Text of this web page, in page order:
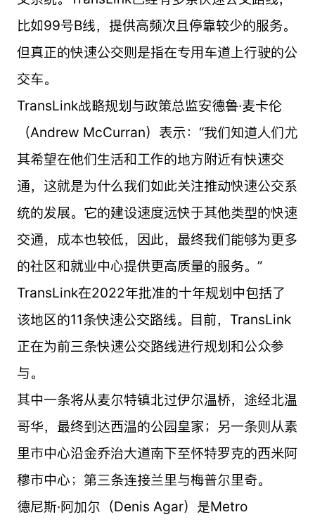
比如99号B线，提供高频次且停靠较少的服务。
但真正的快速公交则是指在专用车道上行驶的公
交车。
TransLink战略规划与政策总监安德鲁·麦卡伦
（Andrew McCurran）表示：“我们知道人们尤
其希望在他们生活和工作的地方附近有快速交
通，这就是为什么我们如此关注推动快速公交系
统的发展。它的建设速度远快于其他类型的快速
交通，成本也较低，因此，最终我们能够为更多
的社区和就业中心提供更高质量的服务。”
TransLink在2022年批准的十年规划中包括了
该地区的11条快速公交路线。目前，TransLink
正在为前三条快速公交路线进行规划和公众参
与。
其中一条将从麦尔特镇北过伊尔温桥，途经北温
哥华，最终到达西温的公园皇家；另一条则从素
里市中心沿金乔治大道南下至怀特罗克的西米阿
穆市中心；第三条连接兰里与梅普尔里奇。
德尼斯·阿加尔（Denis Agar）是Metro